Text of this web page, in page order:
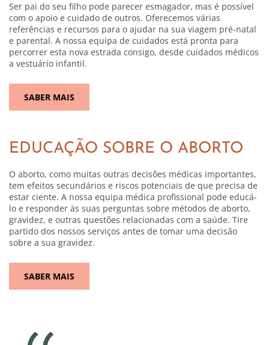
Ser pai do seu filho pode parecer esmagador, mas é possível
com o apoio e cuidado de outros. Oferecemos várias
referências e recursos para o ajudar na sua viagem pré-natal
e parental. A nossa equipa de cuidados está pronta para
percorrer esta nova estrada consigo, desde cuidados médicos
a vestuário infantil.
SABER MAIS
EDUCAÇÃO SOBRE O ABORTO
O aborto, como muitas outras decisões médicas importantes,
tem efeitos secundários e riscos potenciais de que precisa de
estar ciente. A nossa equipa médica profissional pode educá-
lo e responder às suas perguntas sobre métodos de aborto,
gravidez, e outras questões relacionadas com a saúde. Tire
partido dos nossos serviços antes de tomar uma decisão
sobre a sua gravidez.
SABER MAIS